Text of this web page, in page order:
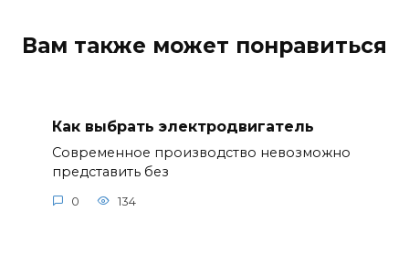
Вам также может понравиться
Как выбрать электродвигатель
Современное производство невозможно
представить без
0 134